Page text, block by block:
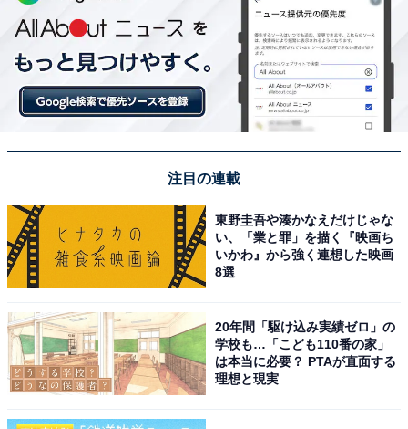
注目の連載
東野圭吾や湊かなえだけじゃな
い、「業と罪」を描く『映画ち
いかわ』から強く連想した映画
8選
20年間「駆け込み実績ゼロ」の
学校も…「こども110番の家」
は本当に必要？ PTAが直面する
理想と現実